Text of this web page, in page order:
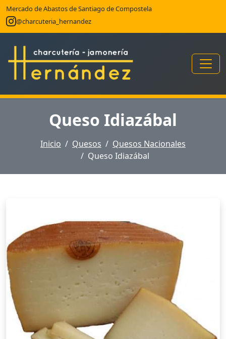
Mercado de Abastos de Santiago de Compostela
@charcuteria_hernandez
Queso Idiazábal
Inicio Quesos
Quesos Nacionales
Queso Idiazábal